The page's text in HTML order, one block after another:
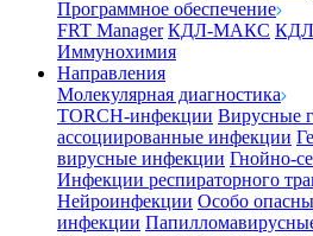
Программное обеспечение
FRT Manager КДЛ-МАКС
Иммунохимия
Направления
Молекулярная диагностика
TORCH-инфекции Вирусные
ассоциированные инфекции
вирусные инфекции Гнойно-
Инфекции респираторного
Нейроинфекции Особо
инфекции